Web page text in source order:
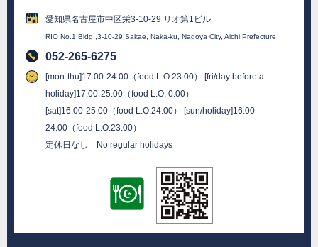
愛知県名古屋市中区栄3-10-29 リオ第1ビル
RIO No.1 Bldg.,3-10-29 Sakae, Naka-ku, Nagoya City, Aichi Prefecture
052-265-6275
[mon-thu]17:00-24:00（food L.O.23:00） [fri/day before a
holiday]17:00-25:00（food L.O. 0:00）
[sat]16:00-25:00（food L.O.24:00） [sun/holiday]16:00-
24:00（food L.O.23:00）
定休日なし No regular holidays